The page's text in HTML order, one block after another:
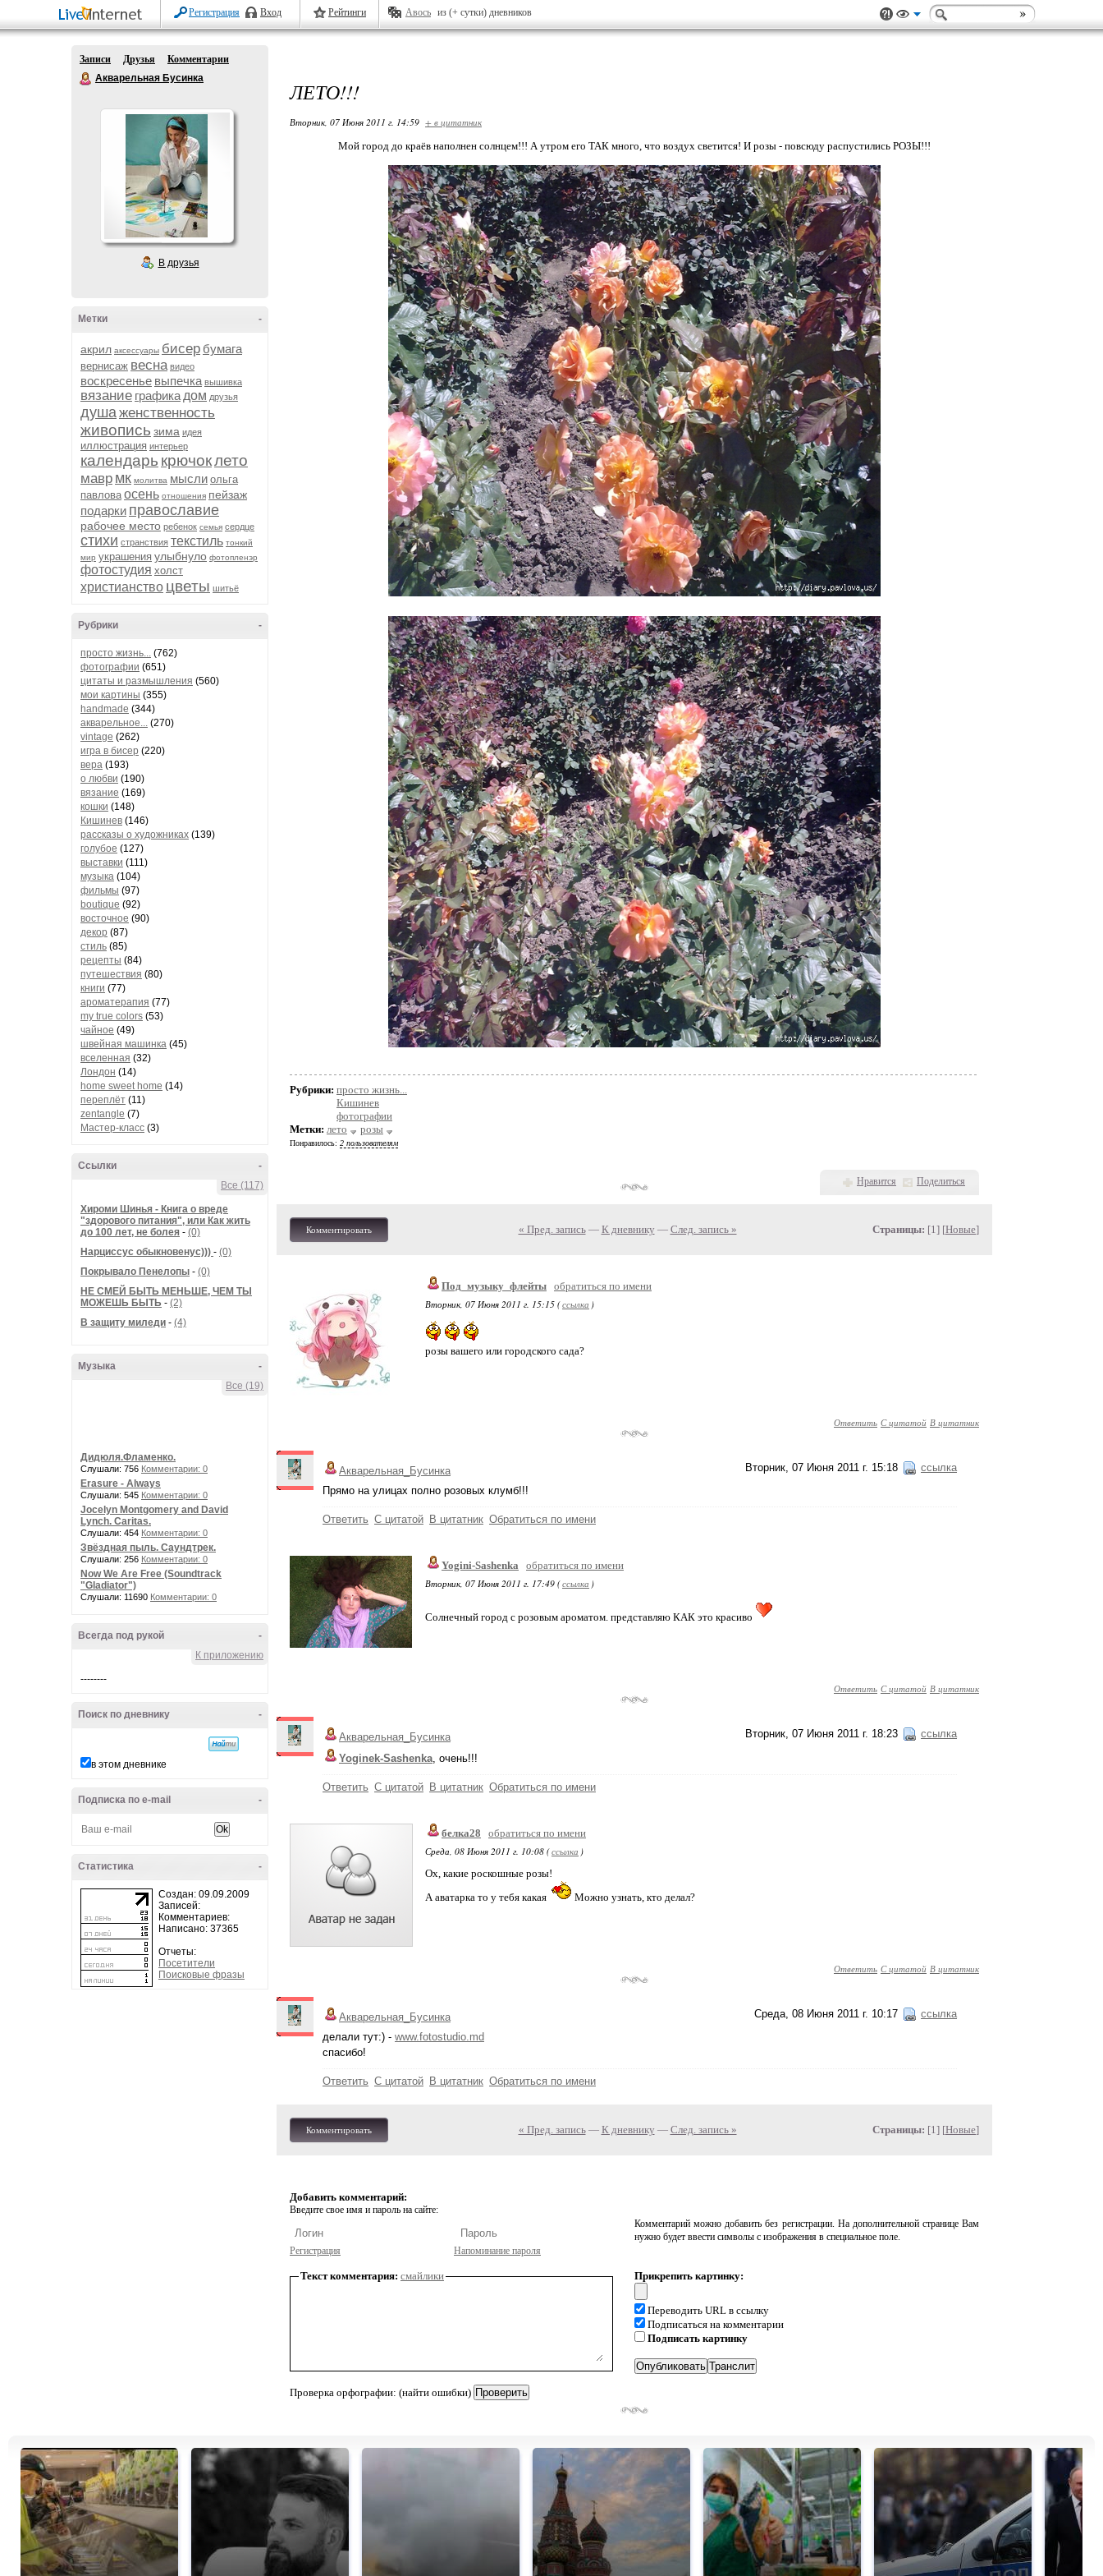
Регистрация Вход Рейтинги Авось из (+ сутки) дневников
Записи Друзья
Комментарии
Акварельная Бусинка
В друзья
-
Метки
акрил аксессуары бисер бумага
вернисаж весна видео
воскресенье выпечка вышивка
вязание графика дом друзья
душаженственность
живопись зима идея
иллюстрация интерьер
календарь крючоклето
мавр мк молитва мысли ольга
павлова осень отношения пейзаж
подарки православие
рабочее место ребенок семья сердце
стихи странствия текстиль тонкий
мир украшения улыбнуло фотопленэр
фотостудия холст
христианство цветы шитьё
-
Рубрики
просто жизнь... (762)
фотографии (651)
цитаты и размышления (560)
мои картины (355)
handmade (344)
акварельное... (270)
vintage (262)
игра в бисер (220)
вера (193)
о любви (190)
вязание (169)
кошки (148)
Кишинев (146)
рассказы о художниках (139)
голубое (127)
выставки (111)
музыка (104)
фильмы (97)
boutique (92)
восточное (90)
декор (87)
стиль (85)
рецепты (84)
путешествия (80)
книги (77)
ароматерапия (77)
my true colors (53)
чайное (49)
швейная машинка (45)
вселенная (32)
Лондон (14)
home sweet home (14)
переплёт (11)
zentangle (7)
Мастер-класс (3)
-
Ссылки
Все (117)
Хироми Шинья - Книга о вреде
"здорового питания", или Как жить
до 100 лет, не болея - (0)
Нарциссус обыкновенус))) - (0)
Покрывало Пенелопы - (0)
НЕ СМЕЙ БЫТЬ МЕНЬШЕ, ЧЕМ ТЫ
МОЖЕШЬ БЫТЬ - (2)
В защиту миледи - (4)
-
Музыка
Все (19)
Дидюля.Фламенко.
Слушали: 756 Комментарии: 0
Erasure - Always
Слушали: 545 Комментарии: 0
Jocelyn Montgomery and David
Lynch. Caritas.
Слушали: 454 Комментарии: 0
Звёздная пыль. Саундтрек.
Слушали: 256 Комментарии: 0
Now We Are Free (Soundtrack
"Gladiator")
Слушали: 11690 Комментарии: 0
-
Всегда под рукой
К приложению
--------
-
Поиск по дневнику
в этом дневнике
-
Подписка по e-mail
-
Статистика
Создан: 09.09.2009
Записей:
Комментариев:
Написано: 37365
Отчеты:
Посетители
Поисковые фразы
ЛЕТО!!!
Вторник, 07 Июня 2011 г. 14:59 + в цитатник
Мой город до краёв наполнен солнцем!!! А утром его ТАК много, что воздух светится! И розы - повсюду распустились РОЗЫ!!!
Рубрики: просто жизнь...
Кишинев
фотографии
Метки: лето розы
Понравилось: 2 пользователям
Нравится Поделиться
Комментировать « Пред. запись— К дневнику — След. запись » Страницы: [1] [Новые]
Под_музыку_флейты обратиться по имени
Вторник, 07 Июня 2011 г. 15:15 (ссылка )
розы вашего или городского сада?
Ответить С цитатой В цитатник
Вторник, 07 Июня 2011 г. 15:18 ссылка
Акварельная_Бусинка
Прямо на улицах полно розовых клумб!!!
Ответить С цитатой В цитатник Обратиться по имени
Yogini-Sashenka
обратиться по имени
Вторник, 07 Июня 2011 г. 17:49 (ссылка )
Солнечный город с розовым ароматом. представляю КАК это красиво
Ответить С цитатой В цитатник
Вторник, 07 Июня 2011 г. 18:23 ссылка
Акварельная_Бусинка
Yoginek-Sashenka, очень!!!
Ответить С цитатой В цитатник Обратиться по имени
белка28
обратиться по имени
Среда, 08 Июня 2011 г. 10:08 (ссылка )
Ох, какие роскошные розы!
А аватарка то у тебя какая
Можно узнать, кто делал?
Ответить С цитатой В цитатник
Среда, 08 Июня 2011 г. 10:17 ссылка
Акварельная_Бусинка
делали тут:) - www.fotostudio.md
спасибо!
Ответить С цитатой В цитатник Обратиться по имени
Комментировать « Пред. запись— К дневнику — След. запись » Страницы: [1] [Новые]
Добавить комментарий:
Введите свое имя и пароль на сайте:
Регистрация Напоминание пароля
Комментарий можно добавить без регистрации. На дополнительной странице Вам
нужно будет ввести символы с изображения в специальное поле.
Текст комментария: смайлики
Проверка орфографии: (найти ошибки)
Прикрепить картинку:
Переводить URL в ссылку
Подписаться на комментарии
Подписать картинку